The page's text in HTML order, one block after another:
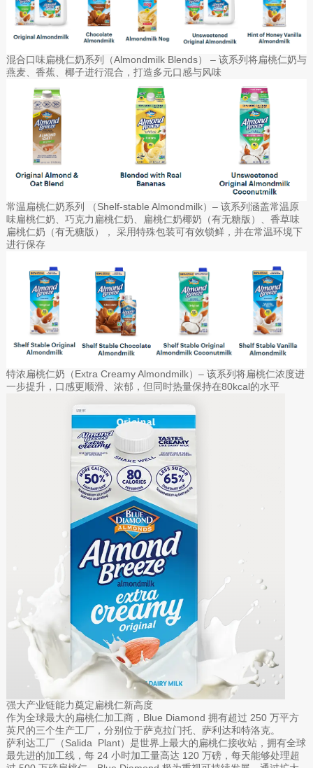
混合口味扁桃仁奶系列（Almondmilk Blends） – 该系列将扁桃仁奶与
燕麦、香蕉、椰子进行混合，打造多元口感与风味
常温扁桃仁奶系列 （Shelf-stable Almondmilk）– 该系列涵盖常温原
味扁桃仁奶、巧克力扁桃仁奶、扁桃仁奶椰奶（有无糖版）、香草味
扁桃仁奶（有无糖版）， 采用特殊包装可有效锁鲜，并在常温环境下
进行保存
特浓扁桃仁奶（Extra Creamy Almondmilk）– 该系列将扁桃仁浓度进
一步提升，口感更顺滑、浓郁，但同时热量保持在80kcal的水平
强大产业链能力奠定扁桃仁新高度
作为全球最大的扁桃仁加工商，Blue Diamond 拥有超过 250 万平方
英尺的三个生产工厂，分别位于萨克拉门托、萨利达和特洛克。
萨利达工厂（Salida Plant）是世界上最大的扁桃仁接收站，拥有全球
最先进的加工线，每 24 小时加工量高达 120 万磅，每天能够处理超